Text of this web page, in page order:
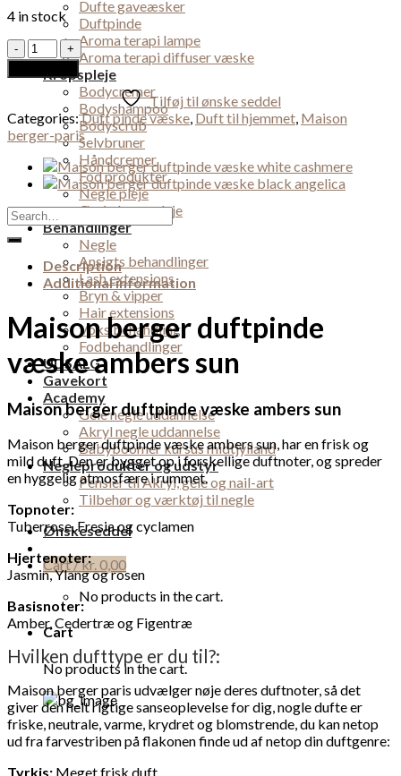
Dufte gaveæsker
Duftpinde
Aroma terapi lampe
Aroma terapi diffuser væske
Kropspleje
Bodycremer
Bodyshampoo
Bodyscrub
Selvbruner
Håndcremer
Fod produkter
Negle pleje
Øvrig kropspleje
Behandlinger
Negle
Ansigts behandlinger
Lash extensions
Bryn & vipper
Hair extensions
Voks behandling
Fodbehandlinger
UDSALG
Gavekort
Academy
Gele negle uddannelse
Akryl negle uddannelse
Babyboomer kursus midtjylland
Negleprodukter og udstyr
Pensler til Akryl, gele og nail-art
Tilbehør og værktøj til negle
Ønskeseddel
Cart /kr.0,00
No products in the cart.
Cart
No products in the cart.
4 in stock
Maison
berger
duftpinde
væske
ambers
sun
quantity
Tilføj til ønske seddel
Categories:Duft pinde væske, Duft til hjemmet, Maison
berger-paris
Search
for:
Description
Additional information
Maison berger duftpinde
væske ambers sun
Maison berger duftpinde væske ambers sun
Maison berger duftpinde væske ambers sun, har en frisk og
mild duft. Den er bygget op i forskellige duftnoter, og spreder
en hyggelig atmosfære i rummet.
Topnoter:
Tuberrose, Fresia og cyclamen
Hjertenoter:
Jasmin, Ylang og rosen
Basisnoter:
Amber, Cedertræ og Figentræ
Hvilken dufttype er du til?:
Maison berger paris udvælger nøje deres duftnoter, så det
giver den helt rigtige sanseoplevelse for dig, nogle dufte er
friske, neutrale, varme, krydret og blomstrende, du kan netop
ud fra farvestriben på flakonen finde ud af netop din duftgenre:
Tyrkis: Meget frisk duft